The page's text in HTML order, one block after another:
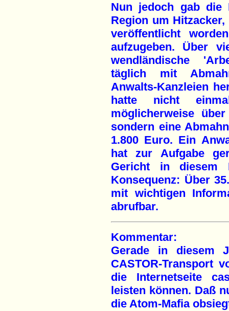
Nun jedoch gab die
Region um
veröffentlicht
aufzugeben. Über
wendländische
täglich mit
Anwalts-Kanzleien
hatte nicht
möglicherweise
sondern eine
1.800 Euro. Ein
hat zur Aufgabe
Gericht in diesem
Konsequenz: Über
mit wichtigen
abrufbar.
Kommentar:
Gerade in diesem
CASTOR-Transport
die Internetseite
leisten können. Daß
die Atom-Mafia